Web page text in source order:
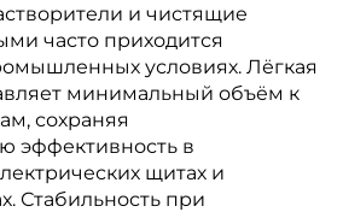
и чистящие
часто приходится
условиях. Лёгкая
минимальный объём к
сохраняя
эффективность в
щитах и
Стабильность при